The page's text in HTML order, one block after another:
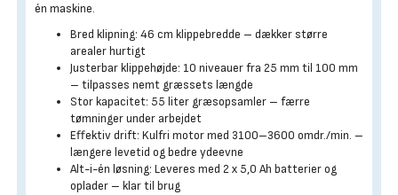
én maskine.
Bred klipning: 46 cm klippebredde – dækker større
arealer hurtigt
Justerbar klippehøjde: 10 niveauer fra 25 mm til 100 mm
– tilpasses nemt græssets længde
Stor kapacitet: 55 liter græsopsamler – færre
tømninger under arbejdet
Effektiv drift: Kulfri motor med 3100–3600 omdr./min. –
længere levetid og bedre ydeevne
Alt-i-én løsning: Leveres med 2 x 5,0 Ah batterier og
oplader – klar til brug